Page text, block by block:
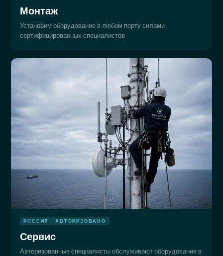
Монтаж
Установим оборудование в любом порту силами
сертифицированных специалистов
РОССИЯ АВТОРИЗОВАНО
Сервис
Авторизованные специалисты обслуживают оборудование в